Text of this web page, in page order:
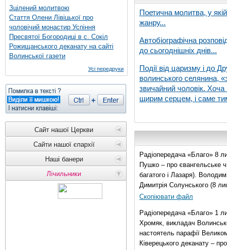
Зцілений молитвою
Стаття Олени Лівіцької про
чоловічий монастир Успіння
Пресвятої Богородиці в с. Сокіл
Рожищанського деканату на сайті
Волинської газети
Усі передруки
Сайт нашої Церкви
Сайти нашої єпархії
Наші банери
Лічильники
Поетична молитва, у
жанру...
Автобіографічна
до сьогоднішніх днів...
Події від царизму і до
волинського селянина,
звичайний чоловік. Хоча
щирим серцем, і саме
Радіопередача «Благо» 8
Пушко – про євангельське
багатого і Лазаря).
Димитрія Солунського (8
Скопіювати файл
Радіопередача «Благо» 1
Хромяк, викладач
настоятель парафії
Ківерецького деканату –